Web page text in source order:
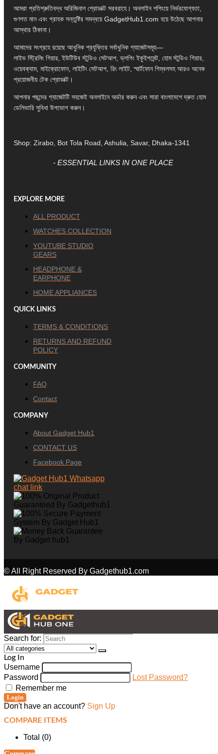
আমরা প্রতিশ্রুতিবদ্ধ অরিজিনাল প্রোডাক্ট সরবরাহে। অনলাইন শপিংয়ে নির্ভরযোগ্যতা,
গুণগত মান এবং গ্রাহক সন্তুষ্টির সমন্বয়ে GadgetHub1.com হয়ে উঠেছে আপনার
আস্থার ঠিকানা।
আমাদের সংগ্রহে রয়েছে আধুনিক প্রযুক্তির সর্বাধুনিক গ্যাজেটসমূহ—
লাইভ স্ট্রিমিং গিয়ার, ইউটিউব স্টুডিও সেটআপ, ভ্লগিং ইকুইপমেন্ট, হোম স্টুডিও গিয়ার,
ওয়েবক্যাম, মাইক্রোফোন, লাইটিং সেটআপ, রিং লাইট, স্মার্টফোন গিম্বলসহ আরও অনেক
প্রয়োজনীয় টেক প্রোডাক্ট।
আপনার পছন্দের গ্যাজেটটি সহজেই অনলাইনে অর্ডার করুন এবং সারা বাংলাদেশে দ্রুত হোম
ডেলিভারি সুবিধা উপভোগ করুন।
Shop: Zirabo, Bot Tola Road, Ashulia, Savar, Dhaka-1341
- ESSENTIAL LINKS IN ONE PLACE
EXPLORE MORE
ALL PRODUCT
WATCHES COLLECTION
YOUTUBE STUDIO
GEARS
HEADPHONE &
EARPHONE
HOME APPLIANCES
QUICK LINKS
TERMS & CONDITIONS
RETURNS AND REFUND
POLICY
COMMUNITY
FAQ
Contact
COMPANY
About Gadget Hub1
CONTACT US
Facebook Page
© All Right Reserved By Gadgethub1.com
Search for:
Log In
Username
Password
Lost Password?
Remember me
Login
Don't have an account? Sign Up
COMPARE ITEMS
Total (0)